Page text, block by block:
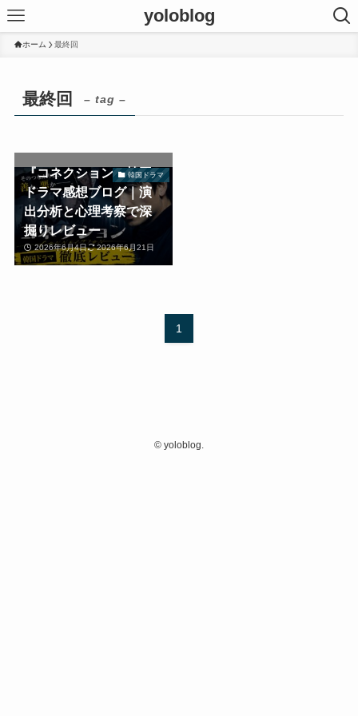
yoloblog
ホーム 最終回
最終回 – tag –
韓国ドラマ
『コネクション』韓国
ドラマ感想ブログ｜演
出分析と心理考察で深
掘りレビュー
2026年6月4日 2026年6月21日
1
© yoloblog.